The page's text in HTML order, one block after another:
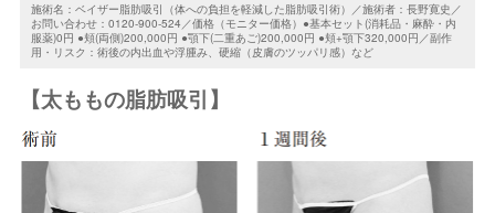
施術名：ベイザー脂肪吸引（体への負担を軽減した脂肪吸引術）／施術者：長野寛史／
お問い合わせ：0120-900-524／価格（モニター価格）●基本セット(消耗品・麻酔・内
服薬)0円 ●頬(両側)200,000円 ●顎下(二重あご)200,000円 ●頬+顎下320,000円／副作
用・リスク：術後の内出血や浮腫み、硬縮（皮膚のツッパリ感）など
【太ももの脂肪吸引】